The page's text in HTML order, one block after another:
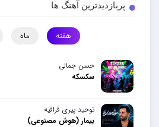
پربازدیدترین آهنگ ها
هفته ماه
حسن جمالی
سکسکه
توحید پیری قراقیه
بیمار (هوش مصنوعی)